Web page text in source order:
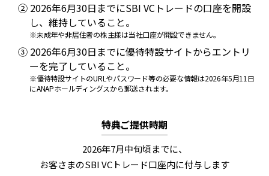
② 2026年6月30日までにSBI VCトレードの口座を開設
し、維持していること。
※未成年や非居住者の株主様は当社口座が開設できません。
③ 2026年6月30日までに優待特設サイトからエントリ
ーを完了していること。
※優待特設サイトのURLやパスワード等の必要な情報は2026年5月11日
にANAPホールディングスから郵送されます。
特典ご提供時期
2026年7月中旬頃までに、
お客さまのSBI VCトレード口座内に付与します